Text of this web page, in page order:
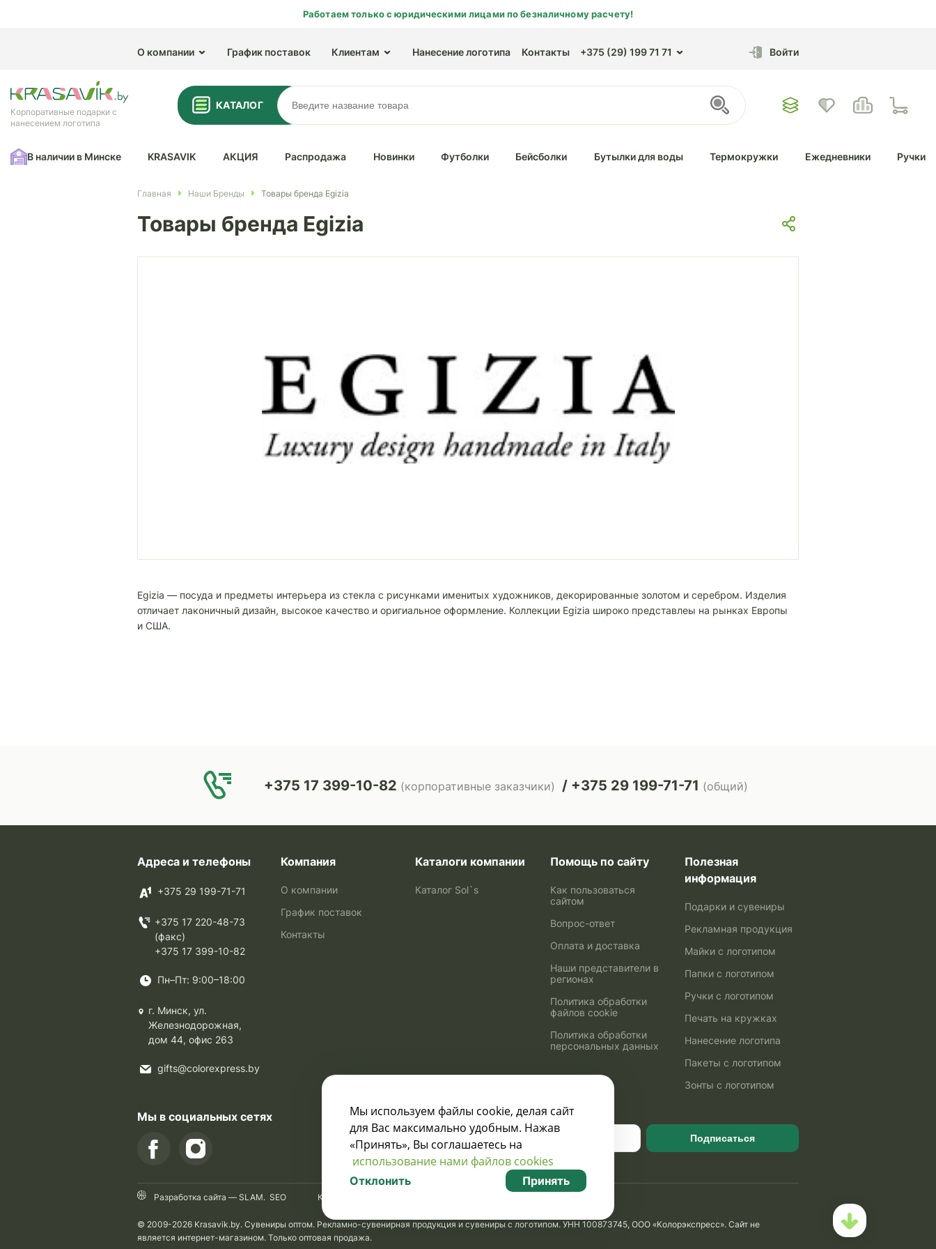
Работаем только с юридическими лицами по безналичному расчету!
О компании График поставок Клиентам Нанесение логотипа Контакты +375 (29) 199 71 71 Войти
Корпоративные подарки с
нанесением логотипа
КАТАЛОГ
В наличии в Минске KRASAVIK АКЦИЯ Распродажа Новинки Футболки Бейсболки Бутылки для воды Термокружки Ежедневники Ручки
Главная Наши Бренды Товары бренда Egizia
Товары бренда Egizia
Egizia — посуда и предметы интерьера из стекла с рисунками именитых художников, декорированные золотом и серебром. Изделия
отличает лаконичный дизайн, высокое качество и оригиальное оформление. Коллекции Egizia широко представлеы на рынках Европы
и США.
+375 17 399-10-82 (корпоративные заказчики) +375 29 199-71-71 (общий)
Адреса и телефоны
+375 29 199-71-71
+375 17 220-48-73
(факс)
+375 17 399-10-82
Пн–Пт: 9:00–18:00
г. Минск, ул.
Железнодорожная,
дом 44, офис 263
gifts@colorexpress.by
Компания
О компании
График поставок
Контакты
Каталоги компании
Каталог Sol`s
Помощь по сайту
Как пользоваться
сайтом
Вопрос-ответ
Оплата и доставка
Наши представители в
регионах
Политика обработки
файлов cookie
Политика обработки
персональных данных
Полезная
информация
Подарки и сувениры
Рекламная продукция
Майки с логотипом
Папки с логотипом
Ручки с логотипом
Печать на кружках
Нанесение логотипа
Пакеты с логотипом
Зонты с логотипом
Узнавайте о скидках
и акциях:
Подписаться
Мы в социальных сетях
Карта сайта
© 2009-2026 Krasavik.by. Сувениры оптом. Рекламно-сувенирная продукция и сувениры с логотипом. УНН 100873745, ООО «Колорэкспресс». Сайт не
является интернет-магазином. Только оптовая продажа.
Разработка сайта — SLAM. SEO
Мы используем файлы cookie, делая сайт
для Вас максимально удобным. Нажав
«Принять», Вы соглашаетесь на
использование нами файлов cookies
Отклонить Принять